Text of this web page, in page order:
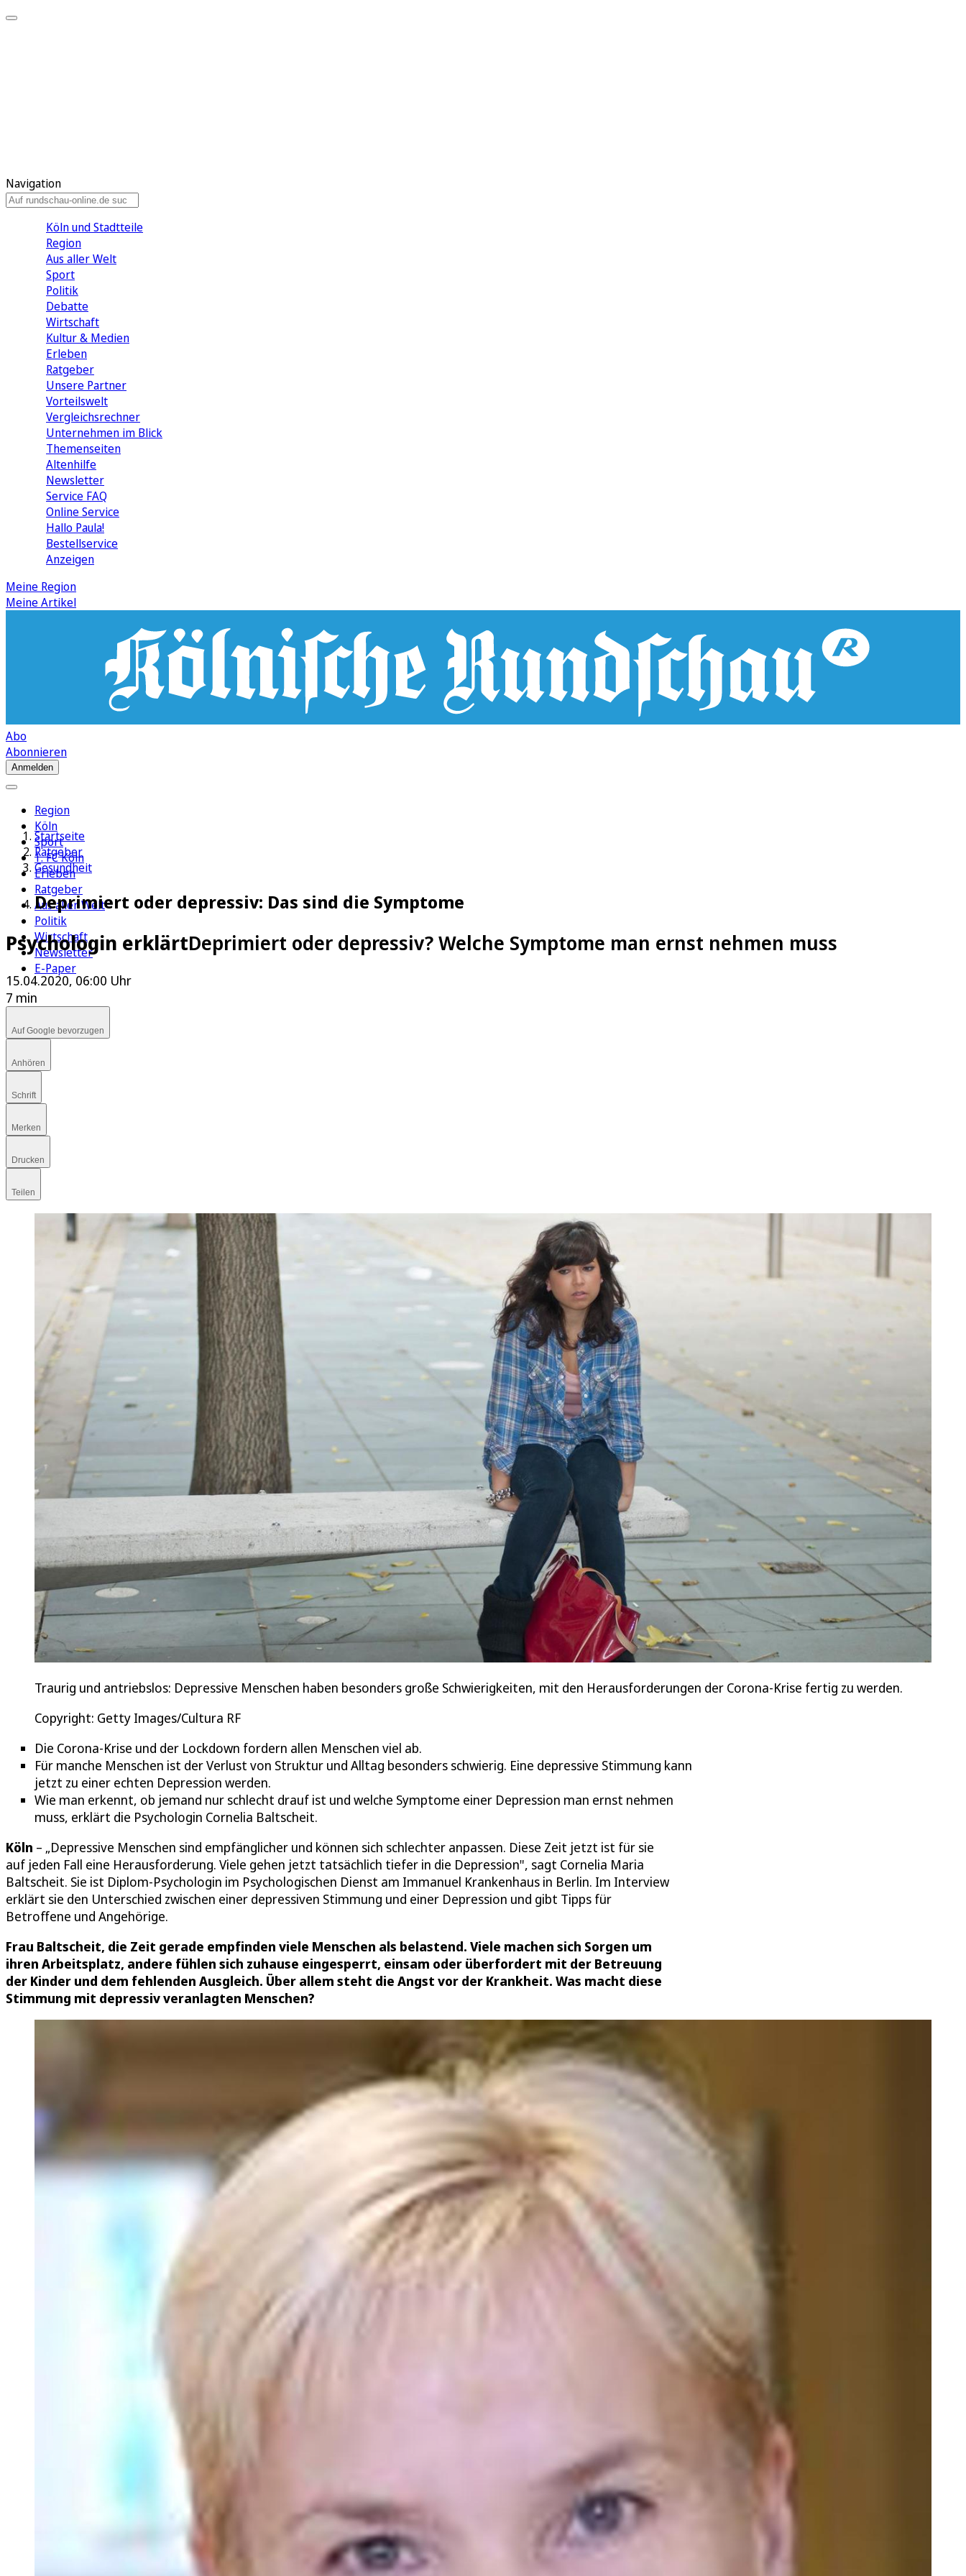
Navigation
Köln und Stadtteile
Region
Aus aller Welt
Sport
Politik
Debatte
Wirtschaft
Kultur & Medien
Erleben
Ratgeber
Unsere Partner
Vorteilswelt
Vergleichsrechner
Unternehmen im Blick
Themenseiten
Altenhilfe
Newsletter
Service FAQ
Online Service
Hallo Paula!
Bestellservice
Anzeigen
Meine Region
Meine Artikel
Abo
Abonnieren
Anmelden
Region
Köln
Sport
1. FC Köln
Erleben
Ratgeber
Aus aller Welt
Politik
Wirtschaft
Newsletter
E-Paper
Startseite
Ratgeber
Gesundheit
Deprimiert oder depressiv: Das sind die Symptome
Psychologin erklärtDeprimiert oder depressiv? Welche Symptome man ernst nehmen muss
15.04.2020, 06:00 Uhr
7 min
Auf Google bevorzugen
Anhören
Schrift
Merken
Drucken
Teilen
Traurig und antriebslos: Depressive Menschen haben besonders große Schwierigkeiten, mit den Herausforderungen der Corona-Krise fertig zu werden.
Copyright: Getty Images/Cultura RF
Die Corona-Krise und der Lockdown fordern allen Menschen viel ab.
Für manche Menschen ist der Verlust von Struktur und Alltag besonders schwierig. Eine depressive Stimmung kann
jetzt zu einer echten Depression werden.
Wie man erkennt, ob jemand nur schlecht drauf ist und welche Symptome einer Depression man ernst nehmen
muss, erklärt die Psychologin Cornelia Baltscheit.
Köln – „Depressive Menschen sind empfänglicher und können sich schlechter anpassen. Diese Zeit jetzt ist für sie
auf jeden Fall eine Herausforderung. Viele gehen jetzt tatsächlich tiefer in die Depression", sagt Cornelia Maria
Baltscheit. Sie ist Diplom-Psychologin im Psychologischen Dienst am Immanuel Krankenhaus in Berlin. Im Interview
erklärt sie den Unterschied zwischen einer depressiven Stimmung und einer Depression und gibt Tipps für
Betroffene und Angehörige.
Frau Baltscheit, die Zeit gerade empfinden viele Menschen als belastend. Viele machen sich Sorgen um
ihren Arbeitsplatz, andere fühlen sich zuhause eingesperrt, einsam oder überfordert mit der Betreuung
der Kinder und dem fehlenden Ausgleich. Über allem steht die Angst vor der Krankheit. Was macht diese
Stimmung mit depressiv veranlagten Menschen?